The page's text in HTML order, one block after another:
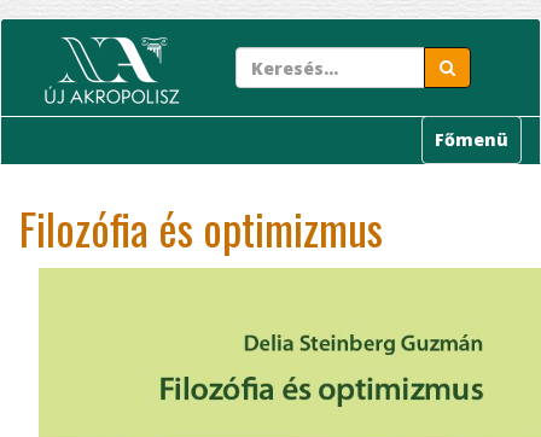
tartalomra
Főmenü
Filozófia és optimizmus